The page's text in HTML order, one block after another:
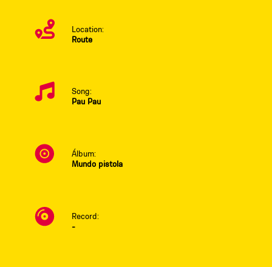
Location:
Route
Song:
Pau Pau
Álbum:
Mundo pistola
Record:
-